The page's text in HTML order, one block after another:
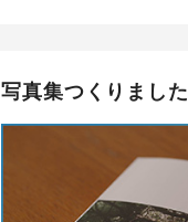
写真集つくりました